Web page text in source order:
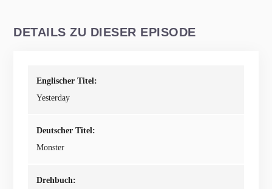
DETAILS ZU DIESER EPISODE
Englischer Titel:
Yesterday
Deutscher Titel:
Monster
Drehbuch: